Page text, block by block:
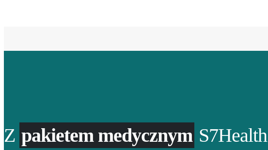
Z pakietem medycznym S7Health